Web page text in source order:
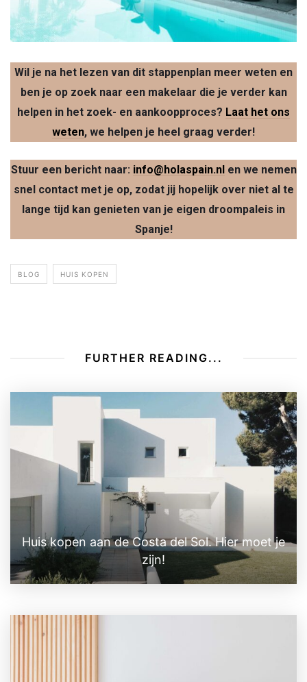
Wil je na het lezen van dit stappenplan meer weten en
ben je op zoek naar een makelaar die je verder kan
helpen in het zoek- en aankoopproces? Laat het ons
weten, we helpen je heel graag verder!
Stuur een bericht naar: info@holaspain.nl en we nemen
snel contact met je op, zodat jij hopelijk over niet al te
lange tijd kan genieten van je eigen droompaleis in
Spanje!
BLOG HUIS KOPEN
FURTHER READING...
Huis kopen aan de Costa del Sol. Hier moet je
zijn!